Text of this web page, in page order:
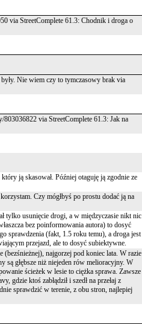
via StreetComplete 61.3: Chodnik i droga o
Nie wiem czy to tymczasowy brak via
via StreetComplete 61.3: Jak na
ją skasował. Później otaguję ją zgodnie ze
Czy mógłbyś po prostu dodać ją na
tylko usunięcie drogi, a w międzyczasie nikt nic
bez poinformowania autora) to dosyć
sprawdzenia (fakt, 1.5 roku temu), a droga jest
przejazd, ale to dosyć subiektywne.
najgorzej pod koniec lata. W razie
głębsze niż niejeden rów melioracyjny. W
ścieżek w lesie to ciężka sprawa. Zawsze
gdzie ktoś zabłądził i szedł na przełaj z
sprawdzić w terenie, z obu stron, najlepiej